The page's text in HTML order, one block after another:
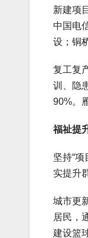
新建项
中国电
设；铜
复工复
训、隐
90%。
福祉提
坚持“
实提升
城市更
居民，
建设篮